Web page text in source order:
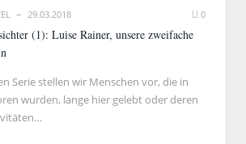
29.03.2018 0
(1): Luise Rainer, unsere zweifache
Serie stellen wir Menschen vor, die in
wurden, lange hier gelebt oder deren